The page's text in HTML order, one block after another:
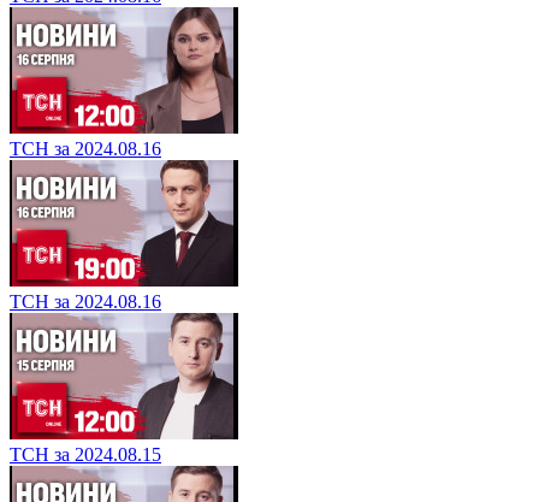
ТСН за 2024.08.16
ТСН за 2024.08.16
ТСН за 2024.08.15